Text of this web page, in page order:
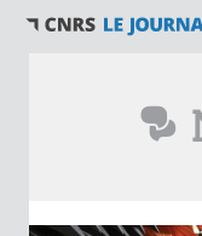
Vous êtes ici